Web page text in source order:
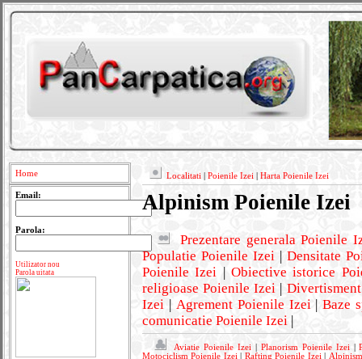
Home
Email:
Parola:
Utilizator nou
Parola uitata
Localitati Poienile Izei Harta Poienile Izei
Alpinism Poienile Izei
Prezentare generala Poienile
Populatie Poienile Izei |Densitate
Poienile Izei | Obiective istorice
religioase Poienile Izei |
Izei | Agrement Poienile Izei |Baze
comunicatie Poienile Izei |
Aviatie Poienile Izei Planorism Poienile Izei|
Motociclism Poienile Izei| Rafting Poienile Izei|